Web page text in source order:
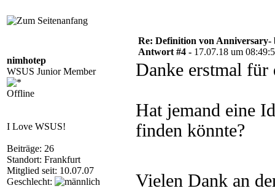
nimhotep
WSUS Junior Member
Offline
I Love WSUS!
Beiträge: 26
Standort: Frankfurt
Mitglied seit: 10.07.07
Geschlecht:
Re: Definition von Anniversary-
Antwort #4 - 17.07.18 um
Danke erstmal
Hat jemand eine
finden könnte?
Vielen Dank an